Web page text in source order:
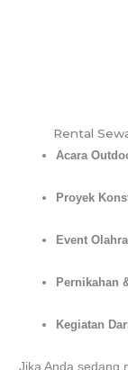
Rental
Acara
Proyek
Event
Pernikahan
Kegiatan
Jika Anda sedang